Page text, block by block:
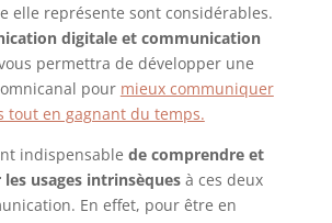
elle représente sont considérables.
digitale et communication
permettra de développer une
pour mieux communiquer
tout en gagnant du temps.
indispensable de comprendre et
les usages intrinsèquesà ces deux
En effet, pour être en